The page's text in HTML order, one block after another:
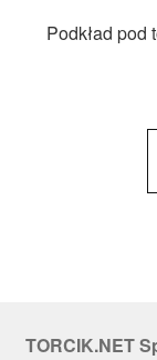
Podkład pod
TORCIK.NET